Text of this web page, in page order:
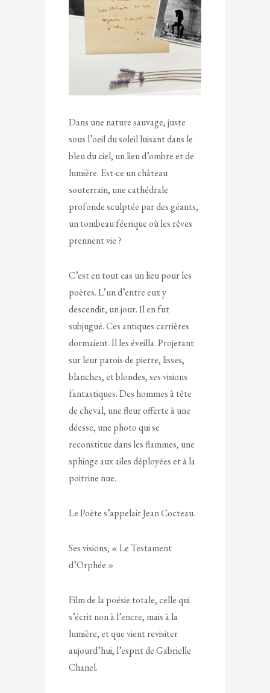
Dans une nature sauvage, juste
sous l’oeil du soleil luisant dans le
bleu du ciel, un lieu d’ombre et de
lumière. Est-ce un château
souterrain, une cathédrale
profonde sculptée par des géants,
un tombeau féerique où les rêves
prennent vie ?
C’est en tout cas un lieu pour les
poètes. L’un d’entre eux y
descendit, un jour. Il en fut
subjugué. Ces antiques carrières
dormaient. Il les éveilla. Projetant
sur leur parois de pierre, lisses,
blanches, et blondes, ses visions
fantastiques. Des hommes à tête
de cheval, une fleur offerte à une
déesse, une photo qui se
reconstitue dans les flammes, une
sphinge aux ailes déployées et à la
poitrine nue.
Le Poète s’appelait Jean Cocteau.
Ses visions, « Le Testament
d’Orphée »
Film de la poésie totale, celle qui
s’écrit non à l’encre, mais à la
lumière, et que vient revisiter
aujourd’hui, l’esprit de Gabrielle
Chanel.